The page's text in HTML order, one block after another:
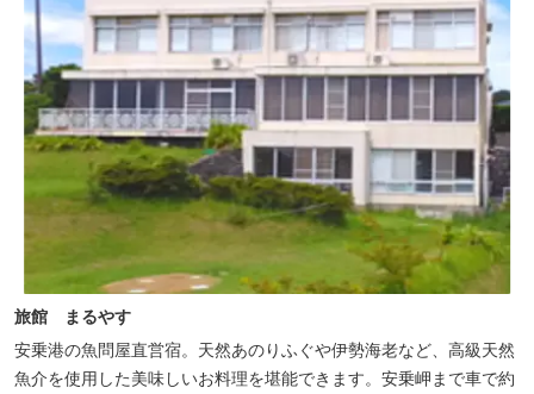
旅館 まるやす
安乗港の魚問屋直営宿。天然あのりふぐや伊勢海老など、高級天然
魚介を使用した美味しいお料理を堪能できます。安乗岬まで車で約